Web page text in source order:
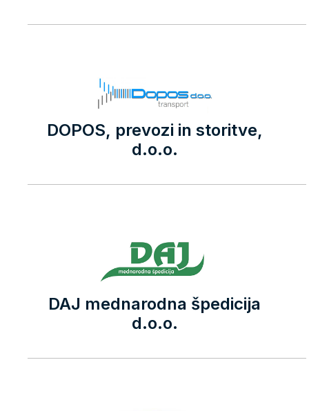
DOPOS, prevozi in storitve,
d.o.o.
DAJ mednarodna špedicija
d.o.o.